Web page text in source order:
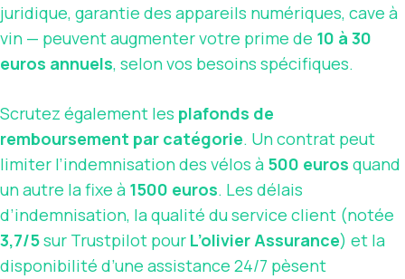
juridique, garantie des appareils numériques, cave à
vin — peuvent augmenter votre prime de 10 à 30
euros annuels, selon vos besoins spécifiques.
Scrutez également les plafonds de
remboursement par catégorie. Un contrat peut
limiter l’indemnisation des vélos à 500 euros quand
un autre la fixe à 1500 euros. Les délais
d’indemnisation, la qualité du service client (notée
3,7/5sur Trustpilot pour L’olivier Assurance) et la
disponibilité d’une assistance 24/7 pèsent